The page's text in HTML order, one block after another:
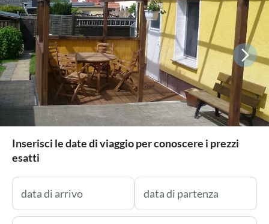
Inserisci le date di viaggio per conoscere i prezzi
esatti